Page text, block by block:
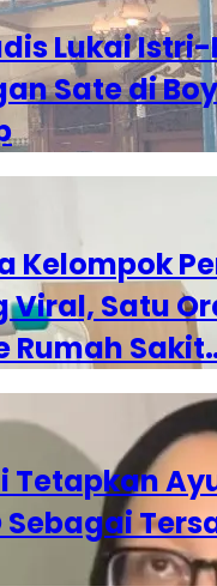
Lukai
Sate di
Kelompok
Viral, Satu
Rumah
Tetapkan
Sebagai